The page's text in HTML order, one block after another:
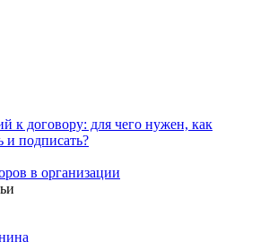
к договору: для чего нужен, как
и подписать?
в организации